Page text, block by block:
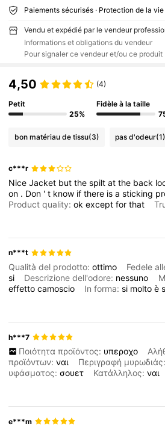
Paiements sécurisés · Protection de la
Vendu et expédié par le vendeur
Informations et obligations du vendeur
Pour signaler ce vendeur et/ou ce produit
4,50 (4)
Petit
25%
Fidèle à la taille
bon matériau de tissu(3) pas d'odeur(1)
c***r
NiceJacket butthespiltatthe back
on . Don 't know ifthere isasticking
Product quality:okexceptforthat
n***t
Qualità del prodotto:ottimo
Fedele
si
Descrizione dell'odore: nessuno
effettocamoscio In forma:si moltoè
h***7
Ποιότητα προϊόντος: υπεροχο
προϊόντων:ναι Περιγραφή μυρωδιάς:
υφάσματος:σουετ Κατάλληλος:ναι
e***m